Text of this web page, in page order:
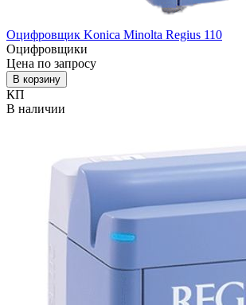
Оцифровщик Konica Minolta Regius 110
Оцифровщики
Цена по запросу
В корзину
КП
В наличии